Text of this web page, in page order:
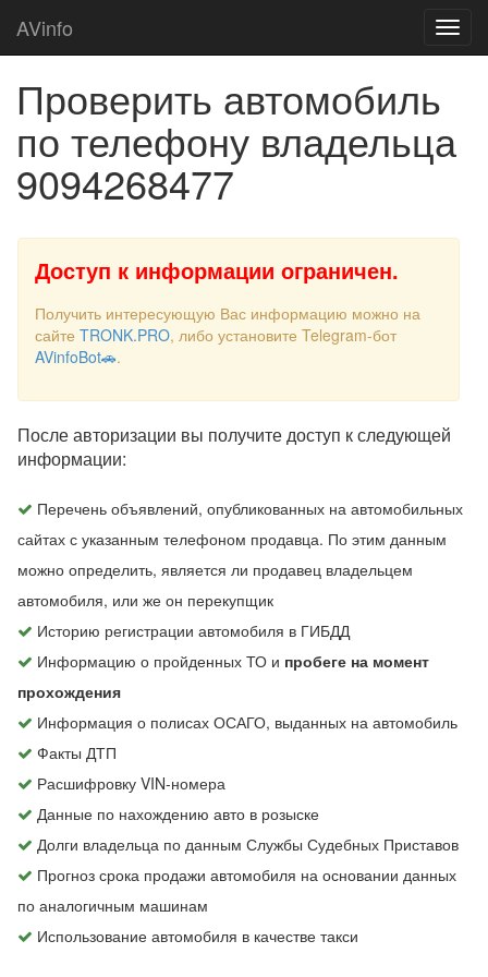
AVinfo
Проверить автомобиль
по телефону владельца
9094268477
Доступ к информации ограничен.
Получить интересующую Вас информацию можно на
сайте TRONK.PRO, либо установите Telegram-бот
AVinfoBot🚗.
После авторизации вы получите доступ к следующей
информации:
Перечень объявлений, опубликованных на автомобильных
сайтах с указанным телефоном продавца. По этим данным
можно определить, является ли продавец владельцем
автомобиля, или же он перекупщик
Историю регистрации автомобиля в ГИБДД
Информацию о пройденных ТО и пробеге на момент
прохождения
Информация о полисах ОСАГО, выданных на автомобиль
Факты ДТП
Расшифровку VIN-номера
Данные по нахождению авто в розыске
Долги владельца по данным Службы Судебных Приставов
Прогноз срока продажи автомобиля на основании данных
по аналогичным машинам
Использование автомобиля в качестве такси